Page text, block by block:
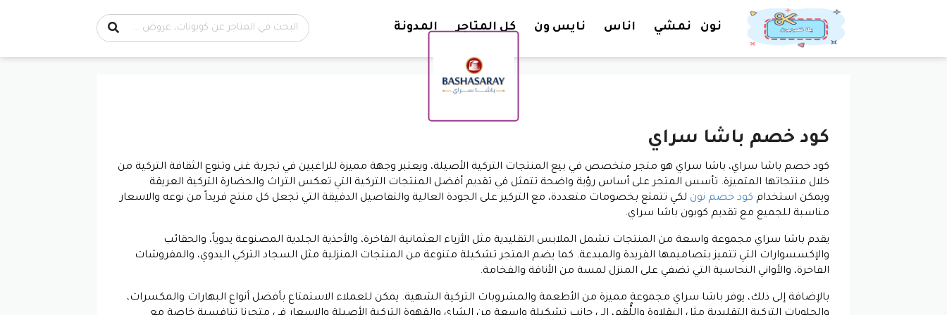
نون نمشي اناس نايس ون كل المتاجر المدونة
كود خصم باشا سراي
كود خصم باشا سراي، باشا سراي هو متجر متخصص في بيع المنتجات التركية الأصيلة، ويعتبر وجهة مميزة للراغبين في تجربة غنى وتنوع الثقافة التركية من
خلال منتجاتها المتميزة. تأسس المتجر على أساس رؤية واضحة تتمثل في تقديم أفضل المنتجات التركية التي تعكس التراث والحضارة التركية العريقة
ويمكن استخدام كود خصم نون لكي تتمتع بخصومات متعددة، مع التركيز على الجودة العالية والتفاصيل الدقيقة التي تجعل كل منتج فريداً من نوعه والاسعار
مناسبة للجميع مع تقديم كوبون باشا سراي.
يقدم باشا سراي مجموعة واسعة من المنتجات تشمل الملابس التقليدية مثل الأزياء العثمانية الفاخرة، والأحذية الجلدية المصنوعة يدوياً، والحقائب
والإكسسوارات التي تتميز بتصاميمها الفريدة والمبدعة. كما يضم المتجر تشكيلة متنوعة من المنتجات المنزلية مثل السجاد التركي اليدوي، والمفروشات
الفاخرة، والأواني النحاسية التي تضفي على المنزل لمسة من الأناقة والفخامة.
بالإضافة إلى ذلك، يوفر باشا سراي مجموعة مميزة من الأطعمة والمشروبات التركية الشهية. يمكن للعملاء الاستمتاع بأفضل أنواع البهارات والمكسرات،